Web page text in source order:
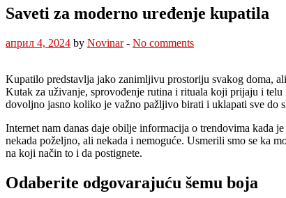
Saveti za moderno uređenje kupatila
април 4, 2024 by Novinar- No comments
Kupatilo predstavlja jako zanimljivu prostoriju svakog doma,
Kutak za uživanje, sprovođenje rutina i rituala koji prijaju i
dovoljno jasno koliko je važno pažljivo birati i uklapati sve do
Internet nam danas daje obilje informacija o trendovima kada
nekada poželjno, ali nekada i nemoguće. Usmerili smo se ka
na koji način to i da postignete.
Odaberite odgovarajuću šemu boja